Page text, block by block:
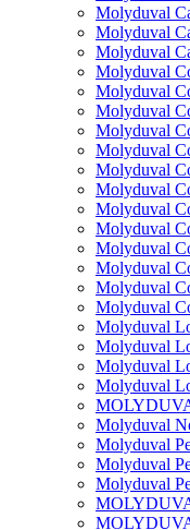
Molyduval
Molyduval
Molyduval
Molyduval
Molyduval
Molyduval
Molyduval
Molyduval
Molyduval
Molyduval
Molyduval
Molyduval
Molyduval
Molyduval
Molyduval
Molyduval
Molyduval
Molyduval
Molyduval
Molyduval
Molyduval
Molyduval
Molyduval
Molyduval